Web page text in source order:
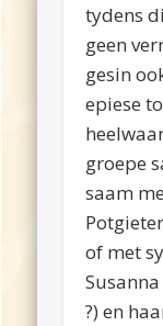
tydens
geen
gesin
epiese
groepe
saam
of met
?) en